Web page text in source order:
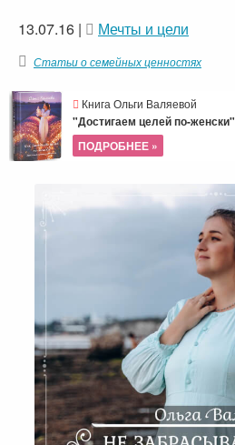
13.07.16 | Мечты и цели
Статьи о семейных ценностях
Книга Ольги Валяевой
"Достигаем целей по-женски"
ПОДРОБНЕЕ »